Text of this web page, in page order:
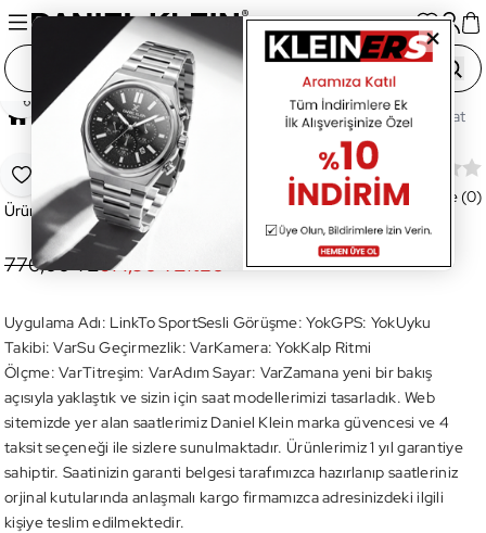
Ana Sayfa Saatler Akıllı Saatler Unisex Akıllı Saat
Favoriye Ekle
Paylaş
DKW37-03 Akıllı Kol Saati
Ürün Kodu:DKW37-03
Değerlendirme (0)
770,00 TL614,90 TL%20
Uygulama Adı: LinkTo SportSesli Görüşme: YokGPS: YokUyku
Takibi: VarSu Geçirmezlik: VarKamera: YokKalp Ritmi
Ölçme: VarTitreşim: VarAdım Sayar: VarZamana yeni bir bakış
açısıyla yaklaştık ve sizin için saat modellerimizi tasarladık. Web
sitemizde yer alan saatlerimiz Daniel Klein marka güvencesi ve 4
taksit seçeneği ile sizlere sunulmaktadır. Ürünlerimiz 1 yıl garantiye
sahiptir. Saatinizin garanti belgesi tarafımızca hazırlanıp saatleriniz
orjinal kutularında anlaşmalı kargo firmamızca adresinizdeki ilgili
kişiye teslim edilmektedir.